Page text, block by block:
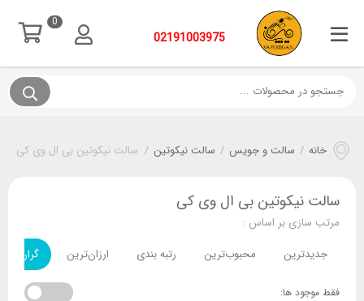
02191003975
0
خانه / سالت و جویس / سالت نیکوتین / سالت نیکوتین بی ال وی کی
سالت نیکوتین بی ال وی کی
مرتب سازی بر اساس :
جدیدترین
محبوب‌ترین رتبه بندی ارزان‌ترین
فقط موجود ها: